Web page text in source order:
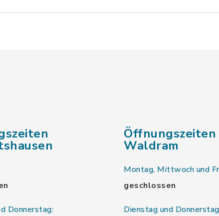
Donnerstag:
Öffnungszeiten
Waldram
Montag, Mittwoch und
geschlossen
Dienstag und